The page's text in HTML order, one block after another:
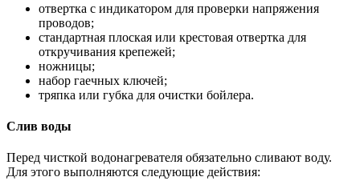
отвертка с индикатором для проверки напряжения
проводов;
стандартная плоская или крестовая отвертка для
откручивания крепежей;
ножницы;
набор гаечных ключей;
тряпка или губка для очистки бойлера.
Слив воды
Перед чисткой водонагревателя обязательно сливают воду.
Для этого выполняются следующие действия: